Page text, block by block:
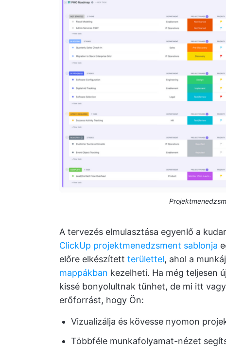
A tervezés elmulasztása egyenlő a
ClickUp projektmenedzsment sablonja
előre elkészített területtel, ahol a
mappákban kezelheti. Ha még teljesen
kissé bonyolultnak tűnhet, de mi itt
erőforrást, hogy Ön:
Vizualizálja és kövesse nyomon
Többféle munkafolyamat-nézet